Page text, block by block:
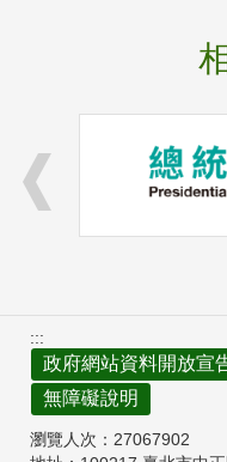
:::
政府網站資料開放宣
無障礙說明
瀏覽人次： 27067902